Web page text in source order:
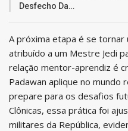
Desfecho Da…
A próxima etapa é se tornar
atribuído a um Mestre Jedi
relação mentor-aprendiz é
Padawan aplique no mundo
prepare para os desafios
Clônicas, essa prática foi
militares da República,